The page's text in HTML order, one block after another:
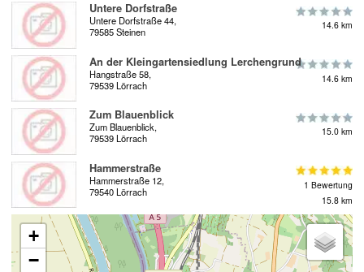
Untere Dorfstraße
Untere Dorfstraße 44,
79585 Steinen
14.6 km
An der Kleingartensiedlung Lerchengrund
Hangstraße 58,
79539 Lörrach
14.6 km
Zum Blauenblick
Zum Blauenblick,
79539 Lörrach
15.0 km
Hammerstraße
Hammerstraße 12,
79540 Lörrach
1 Bewertung
15.8 km
+
−